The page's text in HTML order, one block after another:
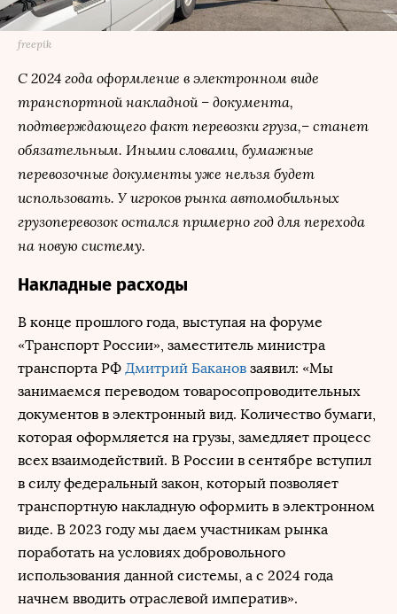
freepik
С 2024 года оформление в электронном виде
транспортной накладной – документа,
подтверждающего факт перевозки груза,– станет
обязательным. Иными словами, бумажные
перевозочные документы уже нельзя будет
использовать. У игроков рынка автомобильных
грузоперевозок остался примерно год для перехода
на новую систему.
Накладные расходы
В конце прошлого года, выступая на форуме
«Транспорт России», заместитель министра
транспорта РФ Дмитрий Баканов заявил: «Мы
занимаемся переводом товаросопроводительных
документов в электронный вид. Количество бумаги,
которая оформляется на грузы, замедляет процесс
всех взаимодействий. В России в сентябре вступил
в силу федеральный закон, который позволяет
транспортную накладную оформить в электронном
виде. В 2023 году мы даем участникам рынка
поработать на условиях добровольного
использования данной системы, а с 2024 года
начнем вводить отраслевой императив».